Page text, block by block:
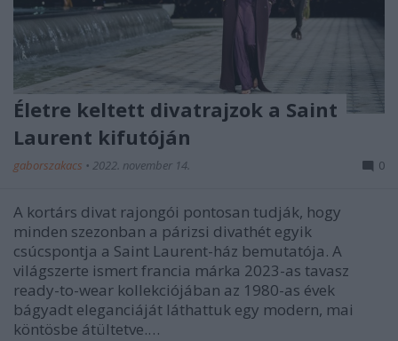
Életre keltett divatrajzok a Saint
Laurent kifutóján
gaborszakacs • 2022. november 14. 0
A kortárs divat rajongói pontosan tudják, hogy
minden szezonban a párizsi divathét egyik
csúcspontja a Saint Laurent-ház bemutatója. A
világszerte ismert francia márka 2023-as tavasz
ready-to-wear kollekciójában az 1980-as évek
bágyadt eleganciáját láthattuk egy modern, mai
köntösbe átültetve.…